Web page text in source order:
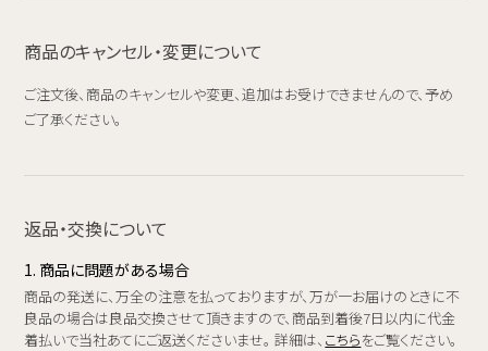
商品のキャンセル・変更について
ご注文後、商品のキャンセルや変更、追加はお受けできませんので、予め
ご了承ください。
返品・交換について
1. 商品に問題がある場合
商品の発送に、万全の注意を払っておりますが、万が一お届けのときに不
良品の場合は良品交換させて頂きますので、商品到着後7日以内に代金
着払いで当社あてにご返送くださいませ。 詳細は、 こちらをご覧ください。